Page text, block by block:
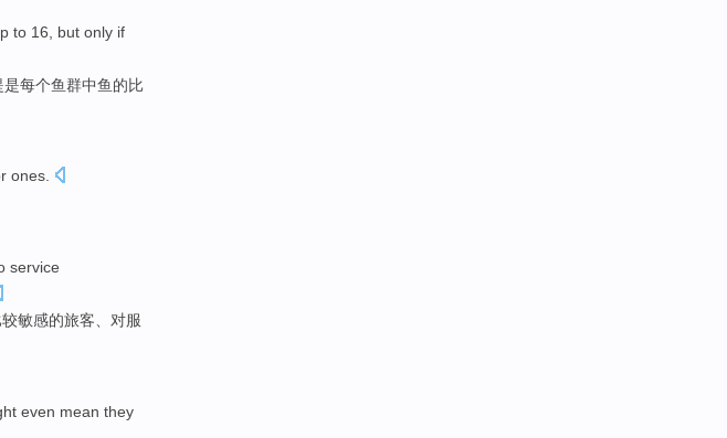
to 16 but only if
是每个鱼群中鱼的比
ones.
service
较敏感的旅客、对服
even mean they